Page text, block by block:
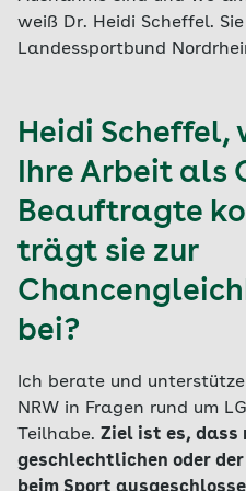
weiß Dr. Heidi Scheffel.
Landessportbund
Heidi Scheffel,
Ihre Arbeit als
Beauftragte
trägt sie zur
bei?
Ich berate und
NRW in Fragen rund um
Teilhabe. Ziel ist es, dass
geschlechtlichen oder